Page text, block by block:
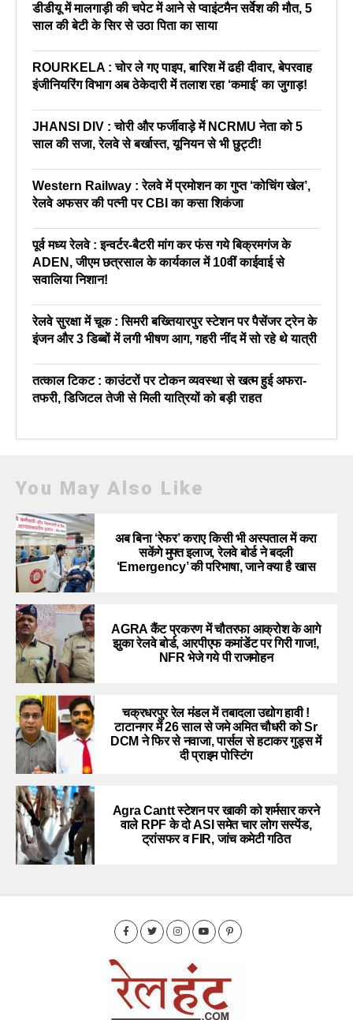
डीडीयू में मालगाड़ी की चपेट में आने से प्वाइंटमैन सर्वेश की मौत, 5
साल की बेटी के सिर से उठा पिता का साया
ROURKELA : चोर ले गए पाइप, बारिश में ढही दीवार, बेपरवाह
इंजीनियरिंग विभाग अब ठेकेदारी में तलाश रहा ‘कमाई’ का जुगाड़!
JHANSI DIV : चोरी और फर्जीवाड़े में NCRMU नेता को 5
साल की सजा, रेलवे से बर्खास्त, यूनियन से भी छुट्टी!
Western Railway : रेलवे में प्रमोशन का गुप्त ‘कोचिंग खेल’,
रेलवे अफसर की पत्नी पर CBI का कसा शिकंजा
पूर्व मध्य रेलवे : इन्वर्टर-बैटरी मांग कर फंस गये बिक्रमगंज के
ADEN, जीएम छत्रसाल के कार्यकाल में 10वीं काईवाई से
सवालिया निशान!
रेलवे सुरक्षा में चूक : सिमरी बख्तियारपुर स्टेशन पर पैसेंजर ट्रेन के
इंजन और 3 डिब्बों में लगी भीषण आग, गहरी नींद में सो रहे थे यात्री
तत्काल टिकट : काउंटरों पर टोकन व्यवस्था से खत्म हुई अफरा-
तफरी, डिजिटल तेजी से मिली यात्रियों को बड़ी राहत
You May Also Like
अब बिना ‘रेफर’ कराए किसी भी अस्पताल में करा
सकेंगे मुफ्त इलाज, रेलवे बोर्ड ने बदली
‘Emergency’ की परिभाषा, जाने क्या है खास
AGRA कैंट प्रकरण में चौतरफा आक्रोश के आगे
झुका रेलवे बोर्ड, आरपीएफ कमांडेंट पर गिरी गाज!,
NFR भेजे गये पी राजमोहन
चक्रधरपुर रेल मंडल में तबादला उद्योग हावी !
टाटानगर में 26 साल से जमे अमित चौधरी को Sr
DCM ने फिर से नवाजा, पार्सल से हटाकर गुड्स में
दी प्राइम पोस्टिंग
Agra Cantt स्टेशन पर खाकी को शर्मसार करने
वाले RPF के दो ASI समेत चार लोग सस्पेंड,
ट्रांसफर व FIR, जांच कमेटी गठित